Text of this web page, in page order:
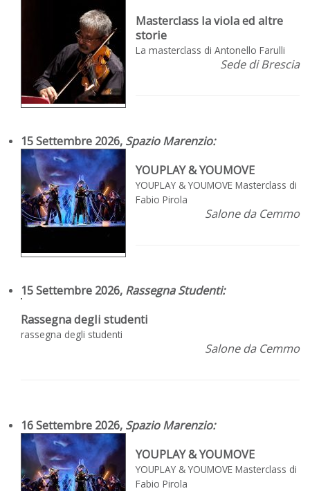
Masterclass la viola ed altre
storie
La masterclass di Antonello Farulli
Sede di Brescia
15 Settembre 2026, Spazio Marenzio:
YOUPLAY & YOUMOVE
YOUPLAY & YOUMOVE Masterclass di
Fabio Pirola
Salone da Cemmo
15 Settembre 2026, Rassegna Studenti:
Rassegna degli studenti
rassegna degli studenti
Salone da Cemmo
16 Settembre 2026, Spazio Marenzio:
YOUPLAY & YOUMOVE
YOUPLAY & YOUMOVE Masterclass di
Fabio Pirola